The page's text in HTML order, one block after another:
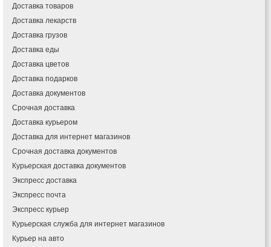
Доставка товаров
Доставка лекарств
Доставка грузов
Доставка еды
Доставка цветов
Доставка подарков
Доставка документов
Срочная доставка
Доставка курьером
Доставка для интернет магазинов
Срочная доставка документов
Курьерская доставка документов
Экспресс доставка
Экспресс почта
Экспресс курьер
Курьерская служба для интернет магазинов
Курьер на авто